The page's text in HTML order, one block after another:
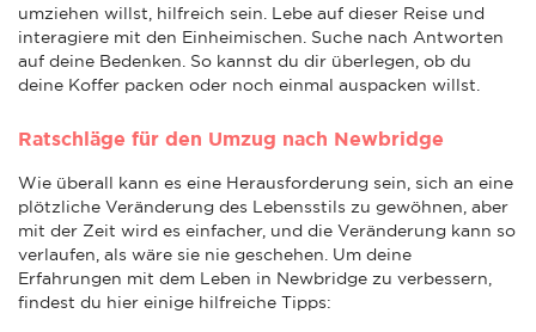
umziehen willst, hilfreich sein. Lebe auf dieser Reise und
interagiere mit den Einheimischen. Suche nach Antworten
auf deine Bedenken. So kannst du dir überlegen, ob du
deine Koffer packen oder noch einmal auspacken willst.
Ratschläge für den Umzug nach Newbridge
Wie überall kann es eine Herausforderung sein, sich an eine
plötzliche Veränderung des Lebensstils zu gewöhnen, aber
mit der Zeit wird es einfacher, und die Veränderung kann so
verlaufen, als wäre sie nie geschehen. Um deine
Erfahrungen mit dem Leben in Newbridge zu verbessern,
findest du hier einige hilfreiche Tipps: